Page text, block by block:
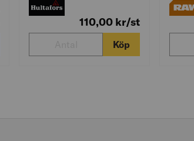
110,00 kr/st
Köp